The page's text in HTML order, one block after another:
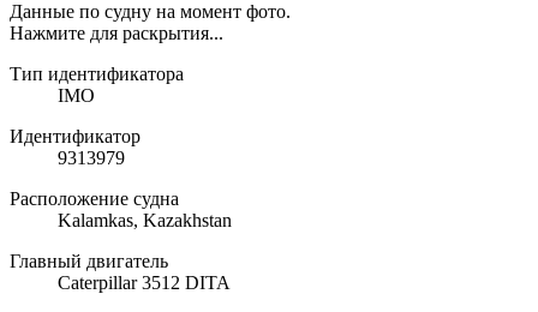
Данные по судну на момент фото.
Нажмите для раскрытия...
Тип идентификатора
IMO
Идентификатор
9313979
Расположение судна
Kalamkas, Kazakhstan
Главный двигатель
Caterpillar 3512 DITA